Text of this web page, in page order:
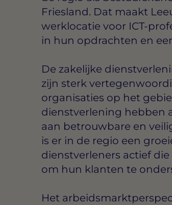
Friesland. Dat maakt
werklocatie voor ICT-
in hun opdrachten en
De zakelijke
zijn sterk
organisaties op het
dienstverlening hebben
aan betrouwbare en
is er in de regio een
dienstverleners actief
om hun klanten te
Het